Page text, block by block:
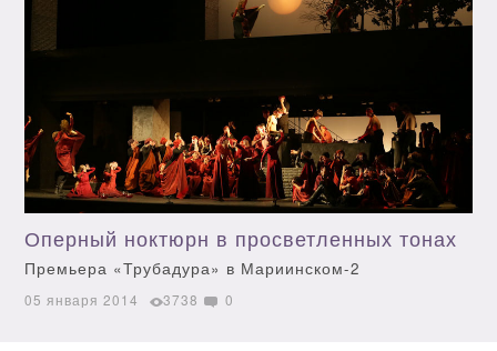
Оперный ноктюрн в просветленных тонах
Премьера «Трубадура» в Мариинском-2
05 января 2014 3738 0